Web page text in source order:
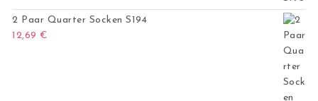
2 Paar Quarter Socken S194
12,69 €